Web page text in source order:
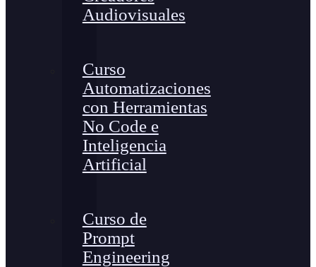
Audiovisuales
Curso
Automatizaciones
con Herramientas
No Code e
Inteligencia
Artificial
Curso de
Prompt
Engineering